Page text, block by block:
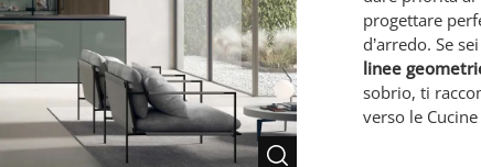
progettare
d’arredo. Se
linee
sobrio, ti
verso le